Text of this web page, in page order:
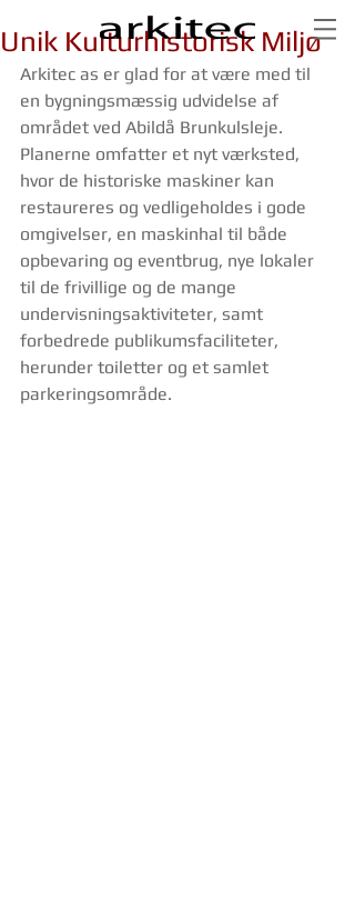
Unik Kulturhistorisk Miljø
Arkitec as er glad for at være med til
en bygningsmæssig udvidelse af
området ved Abildå Brunkulsleje.
Planerne omfatter et nyt værksted,
hvor de historiske maskiner kan
restaureres og vedligeholdes i gode
omgivelser, en maskinhal til både
opbevaring og eventbrug, nye lokaler
til de frivillige og de mange
undervisningsaktiviteter, samt
forbedrede publikumsfaciliteter,
herunder toiletter og et samlet
parkeringsområde.